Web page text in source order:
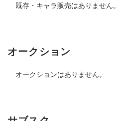
既存・キャラ販売はありません。
オークション
オークションはありません。